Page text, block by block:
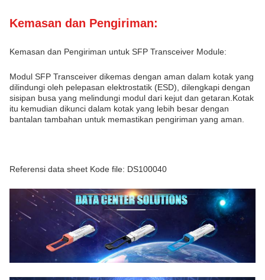
Kemasan dan Pengiriman:
Kemasan dan Pengiriman untuk SFP Transceiver Module:
Modul SFP Transceiver dikemas dengan aman dalam kotak yang
dilindungi oleh pelepasan elektrostatik (ESD), dilengkapi dengan
sisipan busa yang melindungi modul dari kejut dan getaran.Kotak
itu kemudian dikunci dalam kotak yang lebih besar dengan
bantalan tambahan untuk memastikan pengiriman yang aman.
Referensi data sheet Kode file: DS100040